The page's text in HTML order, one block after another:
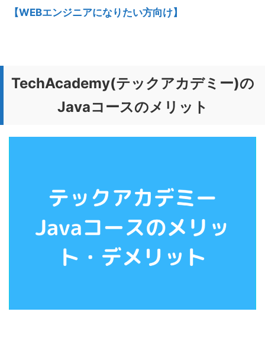
【WEBエンジニアになりたい方向け】
TechAcademy(テックアカデミー)の
Javaコースのメリット